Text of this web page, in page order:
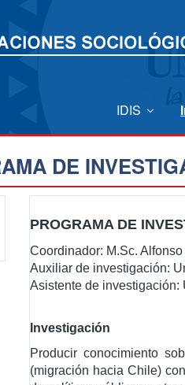
IDIS
DE
PROGRAMA DE
Coordinador: M.Sc.
Auxiliar de investigación:
Asistente de investigación:
Investigación
Producir conocimiento
(migración hacia Chile)